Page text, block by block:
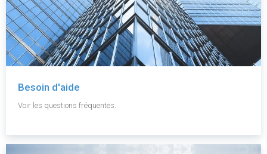
Besoin d'aide
Voir les questions fréquentes.